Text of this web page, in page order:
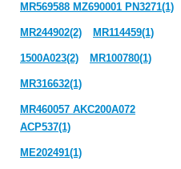
MR569588 MZ690001 PN3271(1)
MR244902(2) MR114459(1)
1500A023(2) MR100780(1)
MR316632(1)
MR460057 AKC200A072
ACP537(1)
ME202491(1)